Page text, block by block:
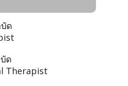
ด
ด
Therapist